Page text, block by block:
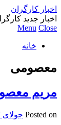
اخبار کارگران
اخبار جدید
Menu Close
خانه
معصومی
مریم
Posted on جولای 17, 2016